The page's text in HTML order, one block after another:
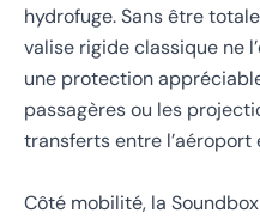
hydrofuge. Sans être
valise rigide classique ne
une protection
passagères ou les
transferts entre
Côté mobilité, la